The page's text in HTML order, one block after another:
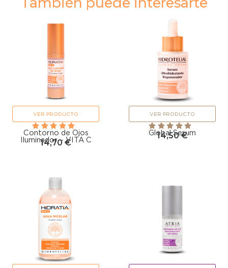
VER PRODUCTO
Contorno de Ojos
Iluminador – VITA C
14,70€
VER PRODUCTO
Global Serum
14,50€